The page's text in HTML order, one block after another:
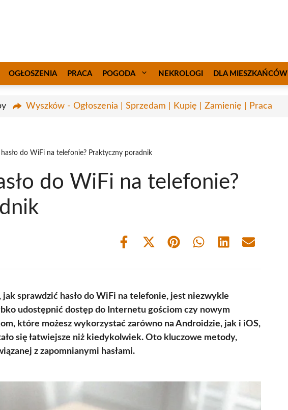
OGŁOSZENIA PRACA POGODA NEKROLOGI DLA MIESZKAŃCÓW
Wyszków - Ogłoszenia | Sprzedam | Kupię | Zamienię | Praca
do WiFi na telefonie? Praktyczny poradnik
do WiFi na telefonie?
Share
Share
(Twitter)
Share Share Share Share
sprawdzić hasło do WiFi na telefonie, jest niezwykle
udostępnić dostęp do Internetu gościom czy nowym
które możesz wykorzystać zarówno na Androidzie, jak i iOS,
się łatwiejsze niż kiedykolwiek. Oto kluczowe metody,
z zapomnianymi hasłami.